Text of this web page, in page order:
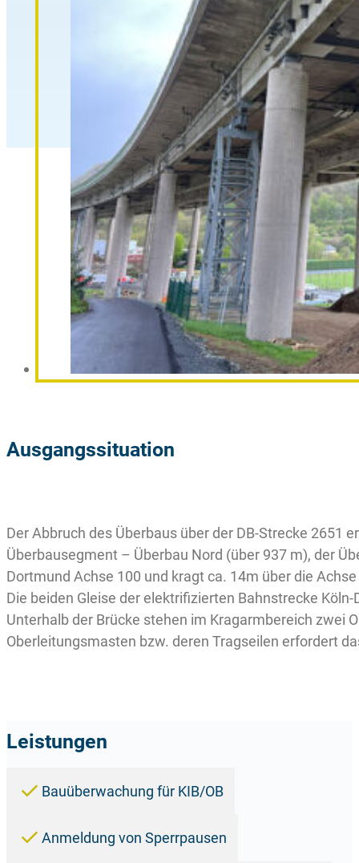
Ausgangssituation
Der Abbruch des Überbaus über der DB-Strecke
Überbausegment – Überbau Nord (über 937 m), der
Dortmund Achse 100 und kragt ca. 14m über die
Die beiden Gleise der elektrifizierten Bahnstrecke
Unterhalb der Brücke stehen im Kragarmbereich zwei
Oberleitungsmasten bzw. deren Tragseilen erfordert
Leistungen
Bauüberwachung für KIB/OB
Anmeldung von Sperrpausen